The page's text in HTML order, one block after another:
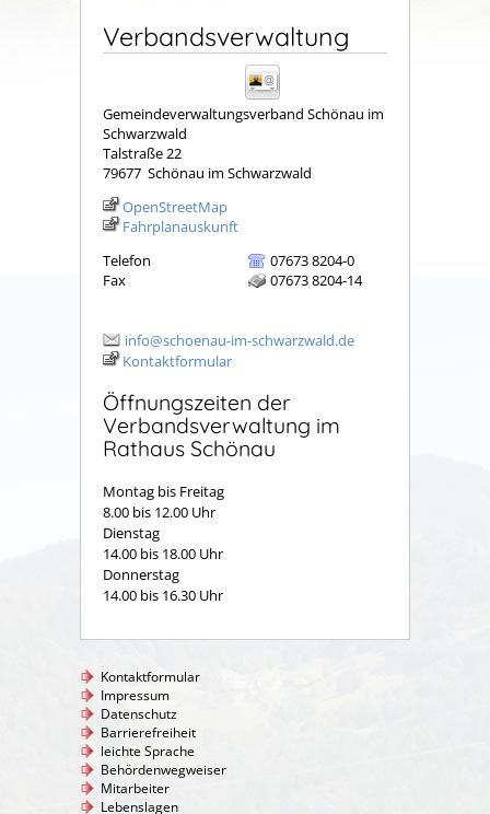
Verbandsverwaltung
Gemeindeverwaltungsverband Schönau im
Schwarzwald
Talstraße 22
79677 Schönau im Schwarzwald
OpenStreetMap
Fahrplanauskunft
Telefon
07673 8204-0
Fax
07673 8204-14
info@schoenau-im-schwarzwald.de
Kontaktformular
Öffnungszeiten der
Verbandsverwaltung im
Rathaus Schönau
Montag bis Freitag
8.00 bis 12.00 Uhr
Dienstag
14.00 bis 18.00 Uhr
Donnerstag
14.00 bis 16.30 Uhr
Kontaktformular
Impressum
Datenschutz
Barrierefreiheit
leichte Sprache
Behördenwegweiser
Mitarbeiter
Lebenslagen